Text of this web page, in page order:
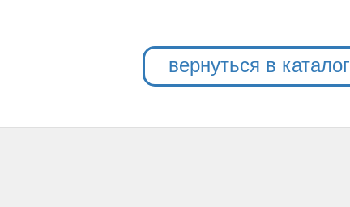
вернуться в каталог